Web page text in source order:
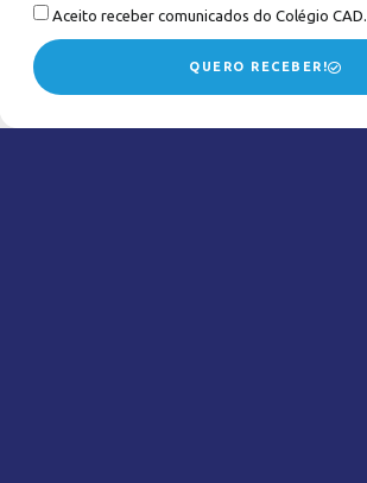
Aceito receber comunicados do Colégio CAD.
QUERO RECEBER!